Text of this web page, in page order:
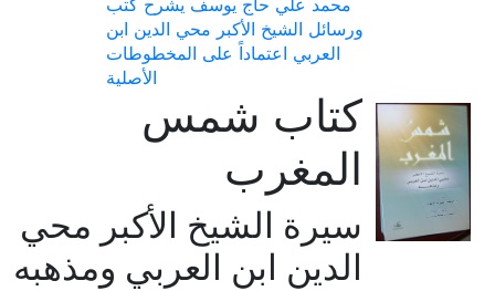
محمد علي حاج يوسف يشرح كتب
ورسائل الشيخ الأكبر محي الدين ابن
العربي اعتماداً على المخطوطات
الأصلية
كتاب شمس
المغرب
سيرة الشيخ الأكبر محي
الدين ابن العربي ومذهبه